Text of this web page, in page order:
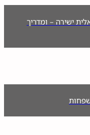
ישירה – ומדריך